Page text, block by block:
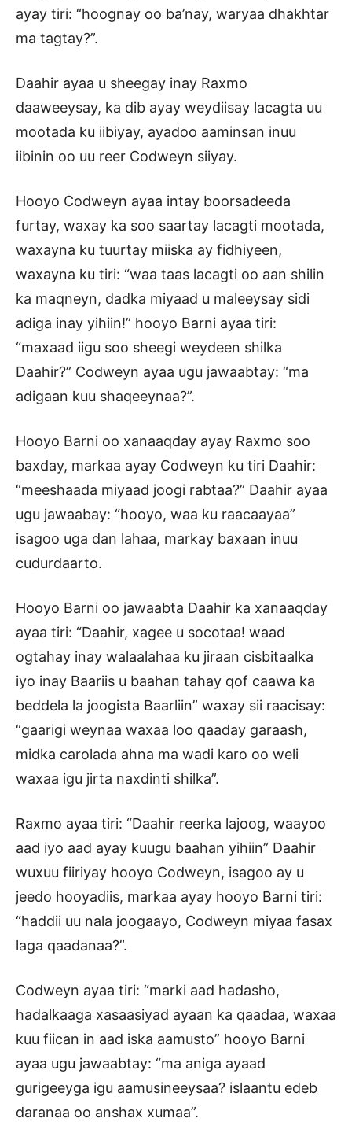
ayay tiri: “hoognay oo ba’nay, waryaa dhakhtar
ma tagtay?”.
Daahir ayaa u sheegay inay Raxmo
daaweeysay, ka dib ayay weydiisay lacagta uu
mootada ku iibiyay, ayadoo aaminsan inuu
iibinin oo uu reer Codweyn siiyay.
Hooyo Codweyn ayaa intay boorsadeeda
furtay, waxay ka soo saartay lacagti mootada,
waxayna ku tuurtay miiska ay fidhiyeen,
waxayna ku tiri: “waa taas lacagti oo aan shilin
ka maqneyn, dadka miyaad u maleeysay sidi
adiga inay yihiin!” hooyo Barni ayaa tiri:
“maxaad iigu soo sheegi weydeen shilka
Daahir?” Codweyn ayaa ugu jawaabtay: “ma
adigaan kuu shaqeeynaa?”.
Hooyo Barni oo xanaaqday ayay Raxmo soo
baxday, markaa ayay Codweyn ku tiri Daahir:
“meeshaada miyaad joogi rabtaa?” Daahir ayaa
ugu jawaabay: “hooyo, waa ku raacaayaa”
isagoo uga dan lahaa, markay baxaan inuu
cudurdaarto.
Hooyo Barni oo jawaabta Daahir ka xanaaqday
ayaa tiri: “Daahir, xagee u socotaa! waad
ogtahay inay walaalahaa ku jiraan cisbitaalka
iyo inay Baariis u baahan tahay qof caawa ka
beddela la joogista Baarliin” waxay sii raacisay:
“gaarigi weynaa waxaa loo qaaday garaash,
midka carolada ahna ma wadi karo oo weli
waxaa igu jirta naxdinti shilka”.
Raxmo ayaa tiri: “Daahir reerka lajoog, waayoo
aad iyo aad ayay kuugu baahan yihiin” Daahir
wuxuu fiiriyay hooyo Codweyn, isagoo ay u
jeedo hooyadiis, markaa ayay hooyo Barni tiri:
“haddii uu nala joogaayo, Codweyn miyaa fasax
laga qaadanaa?”.
Codweyn ayaa tiri: “marki aad hadasho,
hadalkaaga xasaasiyad ayaan ka qaadaa, waxaa
kuu fiican in aad iska aamusto” hooyo Barni
ayaa ugu jawaabtay: “ma aniga ayaad
gurigeeyga igu aamusineeysaa? islaantu edeb
daranaa oo anshax xumaa”.